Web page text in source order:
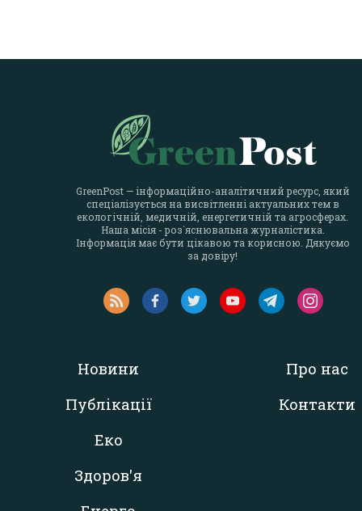
GreenPost — інформаційно-аналітичний ресурс, який
спеціалізується на висвітленні актуальних тем в
екологічній, медичній, енергетичній та агросферах.
Наша місія - роз`яснювальна журналістика.
Інформація має бути цікавою та корисною. Дякуємо
за довіру!
Новини
Публікації
Еко
Здоров'я
Про нас
Контакти